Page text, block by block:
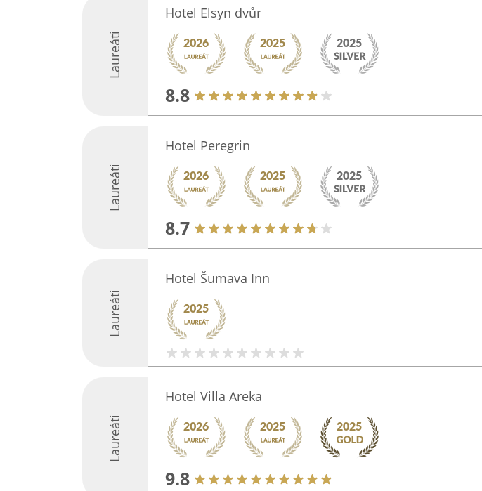
Laureáti
Hotel Elsyn dvůr
8.8
Laureáti
Hotel Peregrin
8.7
Laureáti
Hotel Šumava Inn
Laureáti
Hotel Villa Areka
9.8